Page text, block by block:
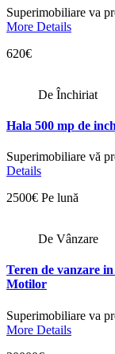
Superimobiliare va
More Details
620€
De Închiriat
Hala 500 mp de
Superimobiliare vă
Details
2500€ Pe lună
De Vânzare
Teren de vanzare
Motilor
Superimobiliare va
More Details